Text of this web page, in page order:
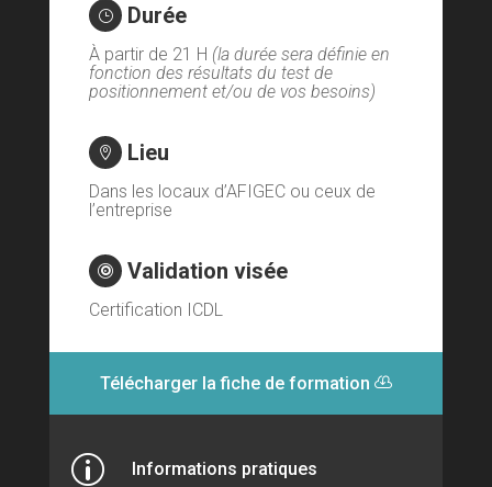
} Durée
À partir de 21 H (la durée sera définie en
fonction des résultats du test de
positionnement et/ou de vos besoins)
 Lieu
Dans les locaux d’AFIGEC ou ceux de
l’entreprise
 Validation visée
Certification ICDL
Télécharger la fiche de formation
p Informations pratiques